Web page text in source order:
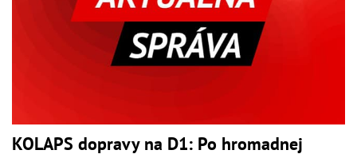
KOLAPS dopravy na D1: Po hromadnej